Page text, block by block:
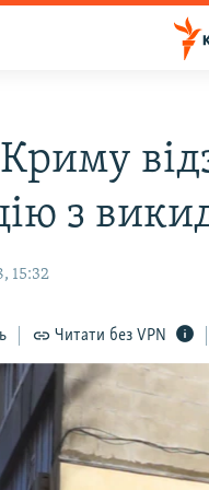
з
15:32
Читати без VPN